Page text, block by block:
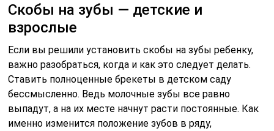
Скобы на зубы — детские и
взрослые
Если вы решили установить скобы на зубы ребенку,
важно разобраться, когда и как это следует делать.
Ставить полноценные брекеты в детском саду
бессмысленно. Ведь молочные зубы все равно
выпадут, а на их месте начнут расти постоянные. Как
именно изменится положение зубов в ряду,